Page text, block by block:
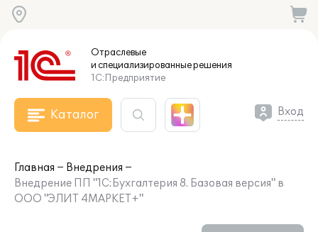
Отраслевые
и специализированныерешения
1С:Предприятие
Каталог Вход
Главная
Внедрения
Внедрение ПП "1С:Бухгалтерия 8. Базовая версия" в
ООО "ЭЛИТ 4МАРКЕТ+"